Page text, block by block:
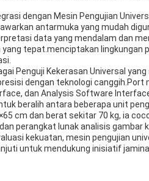
dengan Mesin Pengujian
antarmuka yang mudah
data yang mendalam dan
tepat.menciptakan lingkungan
Penguji Kekerasan Universal
dengan teknologi canggih.Port
dan Analysis Software
beralih antara beberapa unit
cm dan berat sekitar 70 kg, ia
perangkat lunak analisis gambar
kekuatan, mesin pengujian
untuk mendukung inisiatif